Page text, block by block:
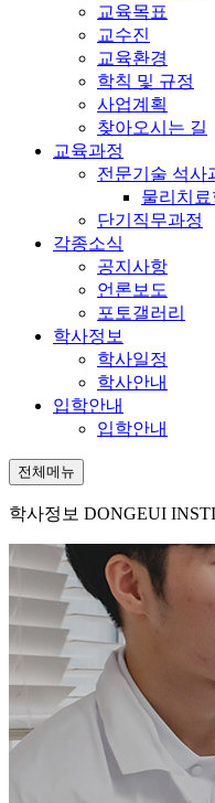
교육목표
교수진
교육환경
학칙 및 규정
사업계획
찾아오시는 길
교육과정
전문기술 석사
물리치
단기직무과정
각종소식
공지사항
언론보도
포토갤러리
학사정보
학사일정
학사안내
입학안내
입학안내
전체메뉴
학사정보 DONGEUI